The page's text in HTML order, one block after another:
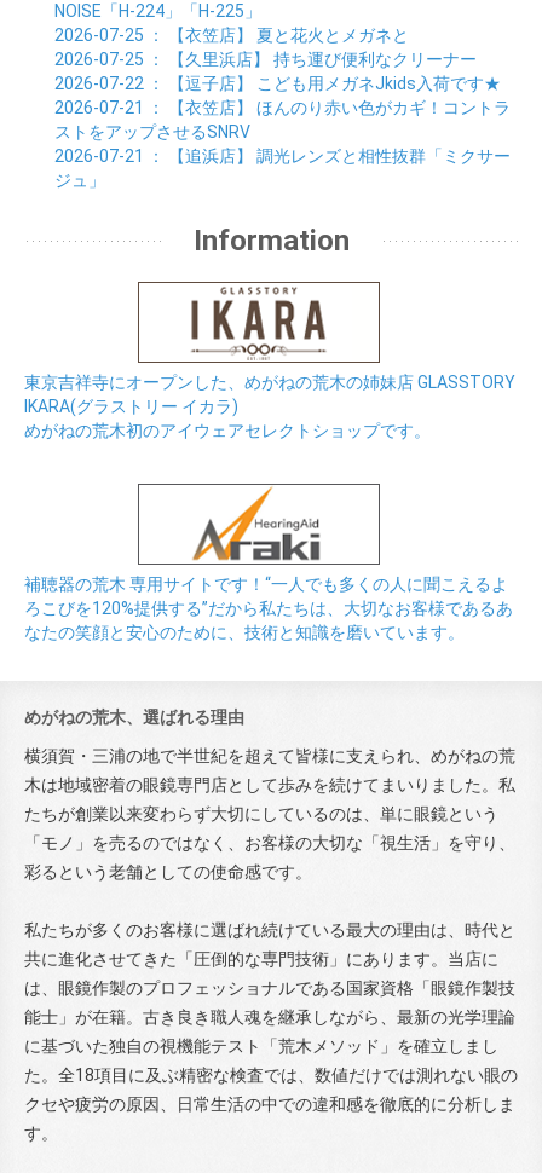
NOISE「H-224」「H-225」
2026-07-25 ： 【衣笠店】 夏と花火とメガネと
2026-07-25 ： 【久里浜店】 持ち運び便利なクリーナー
2026-07-22 ： 【逗子店】
こども用メガネJkids入荷です★
2026-07-21
： 【衣笠店】 ほんのり赤い色がカギ！コントラ
ストをアップさせるSNRV
2026-07-21
： 【追浜店】 調光レンズと相性抜群「ミクサー
ジュ」
Information
東京吉祥寺にオープンした、めがねの荒木の姉妹店 GLASSTORY
IKARA(グラストリー イカラ)
めがねの荒木初のアイウェアセレクトショップです。
補聴器の荒木 専用サイトです！“一人でも多くの人に聞こえるよ
ろこびを120%提供する”だから私たちは、大切なお客様であるあ
なたの笑顔と安心のために、技術と知識を磨いています。
めがねの荒木、選ばれる理由
横須賀・三浦の地で半世紀を超えて皆様に支えられ、めがねの荒
木は地域密着の眼鏡専門店として歩みを続けてまいりました。私
たちが創業以来変わらず大切にしているのは、単に眼鏡という
「モノ」を売るのではなく、お客様の大切な「視生活」を守り、
彩るという老舗としての使命感です。
私たちが多くのお客様に選ばれ続けている最大の理由は、時代と
共に進化させてきた「圧倒的な専門技術」にあります。当店に
は、眼鏡作製のプロフェッショナルである国家資格「眼鏡作製技
能士」が在籍。古き良き職人魂を継承しながら、最新の光学理論
に基づいた独自の視機能テスト「荒木メソッド」を確立しまし
た。全18項目に及ぶ精密な検査では、数値だけでは測れない眼の
クセや疲労の原因、日常生活の中での違和感を徹底的に分析しま
す。